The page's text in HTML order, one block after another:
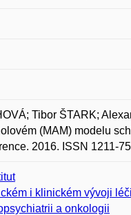
Tibor ŠTARK;
(MAM) modelu
2016. ISSN 1211-
i klinickém vývoji
a onkologii